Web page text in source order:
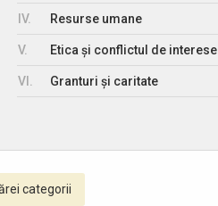
IV. Resurse umane
V. Etica și conflictul de interese
VI. Granturi și caritate
categorii